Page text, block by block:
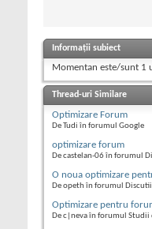
Informații subiect
Momentan este/sunt 1
Thread-uri Similare
Optimizare Forum
De Tudi în forumul Google
optimizare forum
De castelan-06 în forumul
O noua optimizare
De opeth în forumul
Optimizare pentru
De c|neva în forumul Studii